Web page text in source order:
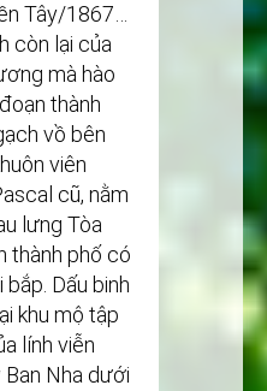
Tây/1867…
còn lại của
mà hào
thành
vồ bên
viên
cũ, nằm
lưng Tòa
thành phố có
Dấu binh
khu mộ tập
lính viễn
Ban Nha dưới